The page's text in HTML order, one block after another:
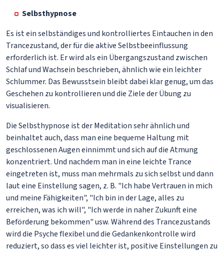
Selbsthypnose
Es ist ein selbständiges und kontrolliertes Eintauchen in den
Trancezustand, der für die aktive Selbstbeeinflussung
erforderlich ist. Er wird als ein Übergangszustand zwischen
Schlaf und Wachsein beschrieben, ähnlich wie ein leichter
Schlummer. Das Bewusstsein bleibt dabei klar genug, um das
Geschehen zu kontrollieren und die Ziele der Übung zu
visualisieren.
Die Selbsthypnose ist der Meditation sehr ähnlich und
beinhaltet auch, dass man eine bequeme Haltung mit
geschlossenen Augen einnimmt und sich auf die Atmung
konzentriert. Und nachdem man in eine leichte Trance
eingetreten ist, muss man mehrmals zu sich selbst und dann
laut eine Einstellung sagen, z. B. "Ich habe Vertrauen in mich
und meine Fähigkeiten", "Ich bin in der Lage, alles zu
erreichen, was ich will", "Ich werde in naher Zukunft eine
Beförderung bekommen" usw. Während des Trancezustands
wird die Psyche flexibel und die Gedankenkontrolle wird
reduziert, so dass es viel leichter ist, positive Einstellungen zu